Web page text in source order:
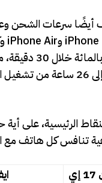
على أية
تنافس كل هاتف مع